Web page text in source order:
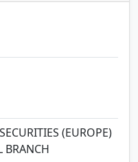
(EUROPE)
BRANCH